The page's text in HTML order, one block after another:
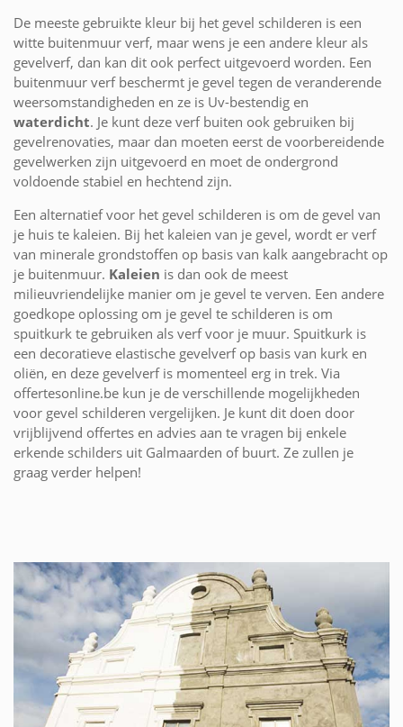
De meeste gebruikte kleur bij het gevel schilderen is een
witte buitenmuur verf, maar wens je een andere kleur als
gevelverf, dan kan dit ook perfect uitgevoerd worden. Een
buitenmuur verf beschermt je gevel tegen de veranderende
weersomstandigheden en ze is Uv-bestendig en
waterdicht. Je kunt deze verf buiten ook gebruiken bij
gevelrenovaties, maar dan moeten eerst de voorbereidende
gevelwerken zijn uitgevoerd en moet de ondergrond
voldoende stabiel en hechtend zijn.
Een alternatief voor het gevel schilderen is om de gevel van
je huis te kaleien. Bij het kaleien van je gevel, wordt er verf
van minerale grondstoffen op basis van kalk aangebracht op
je buitenmuur. Kaleien is dan ook de meest
milieuvriendelijke manier om je gevel te verven. Een andere
goedkope oplossing om je gevel te schilderen is om
spuitkurk te gebruiken als verf voor je muur. Spuitkurk is
een decoratieve elastische gevelverf op basis van kurk en
oliën, en deze gevelverf is momenteel erg in trek. Via
offertesonline.be kun je de verschillende mogelijkheden
voor gevel schilderen vergelijken. Je kunt dit doen door
vrijblijvend offertes en advies aan te vragen bij enkele
erkende schilders uit Galmaarden of buurt. Ze zullen je
graag verder helpen!